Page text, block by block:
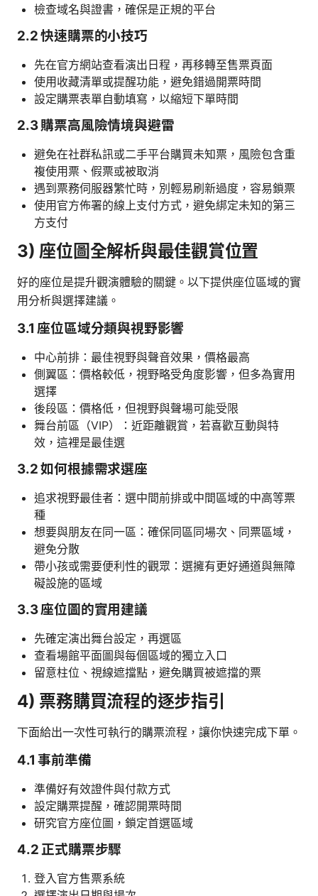
檢查域名與證書，確保是正規的平台
2.2 快速購票的小技巧
先在官方網站查看演出日程，再移轉至售票頁面
使用收藏清單或提醒功能，避免錯過開票時間
設定購票表單自動填寫，以縮短下單時間
2.3 購票高風險情境與避雷
避免在社群私訊或二手平台購買未知票，風險包含重
複使用票、假票或被取消
遇到票務伺服器繁忙時，別輕易刷新過度，容易鎖票
使用官方佈署的線上支付方式，避免綁定未知的第三
方支付
3) 座位圖全解析與最佳觀賞位置
好的座位是提升觀演體驗的關鍵。以下提供座位區域的實
用分析與選擇建議。
3.1 座位區域分類與視野影響
中心前排：最佳視野與聲音效果，價格最高
側翼區：價格較低，視野略受角度影響，但多為實用
選擇
後段區：價格低，但視野與聲場可能受限
舞台前區（VIP）：近距離觀賞，若喜歡互動與特
效，這裡是最佳選
3.2 如何根據需求選座
追求視野最佳者：選中間前排或中間區域的中高等票
種
想要與朋友在同一區：確保同區同場次、同票區域，
避免分散
帶小孩或需要便利性的觀眾：選擁有更好通道與無障
礙設施的區域
3.3 座位圖的實用建議
先確定演出舞台設定，再選區
查看場館平面圖與每個區域的獨立入口
留意柱位、視線遮擋點，避免購買被遮擋的票
4) 票務購買流程的逐步指引
下面給出一次性可執行的購票流程，讓你快速完成下單。
4.1 事前準備
準備好有效證件與付款方式
設定購票提醒，確認開票時間
研究官方座位圖，鎖定首選區域
4.2 正式購票步驟
登入官方售票系統